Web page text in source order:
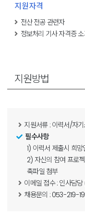
지원자격
전산 전공 관련자
정보처리 기사 자격증
지원방법
지원서류 : 이력서/자
필수사항
1) 이력서 제출시 희
2) 자신의 참여 프로
축파일 첨부
이메일 접수 : 인사담당
채용문의 : 053-219-